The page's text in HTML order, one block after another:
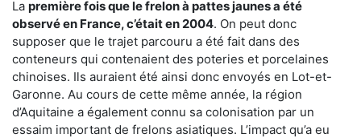
La première fois que le frelon à pattes jaunes a été
observé en France, c’était en 2004. On peut donc
supposer que le trajet parcouru a été fait dans des
conteneurs qui contenaient des poteries et porcelaines
chinoises. Ils auraient été ainsi donc envoyés en Lot-et-
Garonne. Au cours de cette même année, la région
d’Aquitaine a également connu sa colonisation par un
essaim important de frelons asiatiques. L’impact qu’a eu